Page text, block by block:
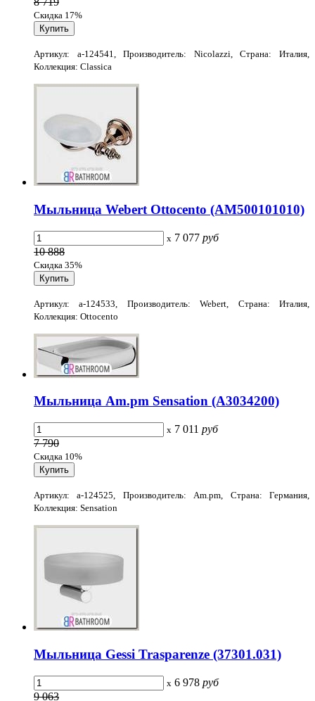
Скидка 17%
Артикул: a-124541, Производитель: Nicolazzi, Страна: Италия,
Коллекция: Classica
Мыльница Webert Ottocento (AM500101010)
x 7 077 руб
10 888
Скидка 35%
Артикул: a-124533, Производитель: Webert, Страна: Италия,
Коллекция: Ottocento
Мыльница Am.pm Sensation (A3034200)
x 7 011 руб
7 790
Скидка 10%
Артикул: a-124525, Производитель: Am.pm, Страна: Германия,
Коллекция: Sensation
Мыльница Gessi Trasparenze (37301.031)
x 6 978 руб
9 063